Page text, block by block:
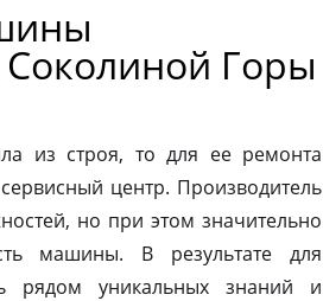
Горы
из строя, то для ее ремонта
центр. Производитель
но при этом значительно
машины. В результате для
рядом уникальных знаний и